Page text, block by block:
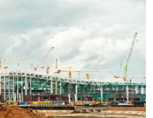
không ủng hộ Nghị
vì lo ngại vùng này bị chia